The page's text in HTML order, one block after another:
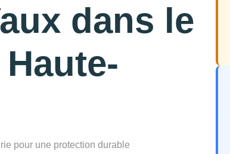
dans le
pour une protection durable